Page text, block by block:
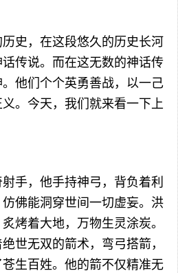
史，在这段悠久的历史长河
传说。而在这无数的神话传
他们个个英勇善战，以一己
。今天，我们就来看一下上
手，他手持神弓，背负着利
佛能洞穿世间一切虚妄。洪
烤着大地，万物生灵涂炭。
世无双的箭术，弯弓搭箭，
生百姓。他的箭不仅精准无